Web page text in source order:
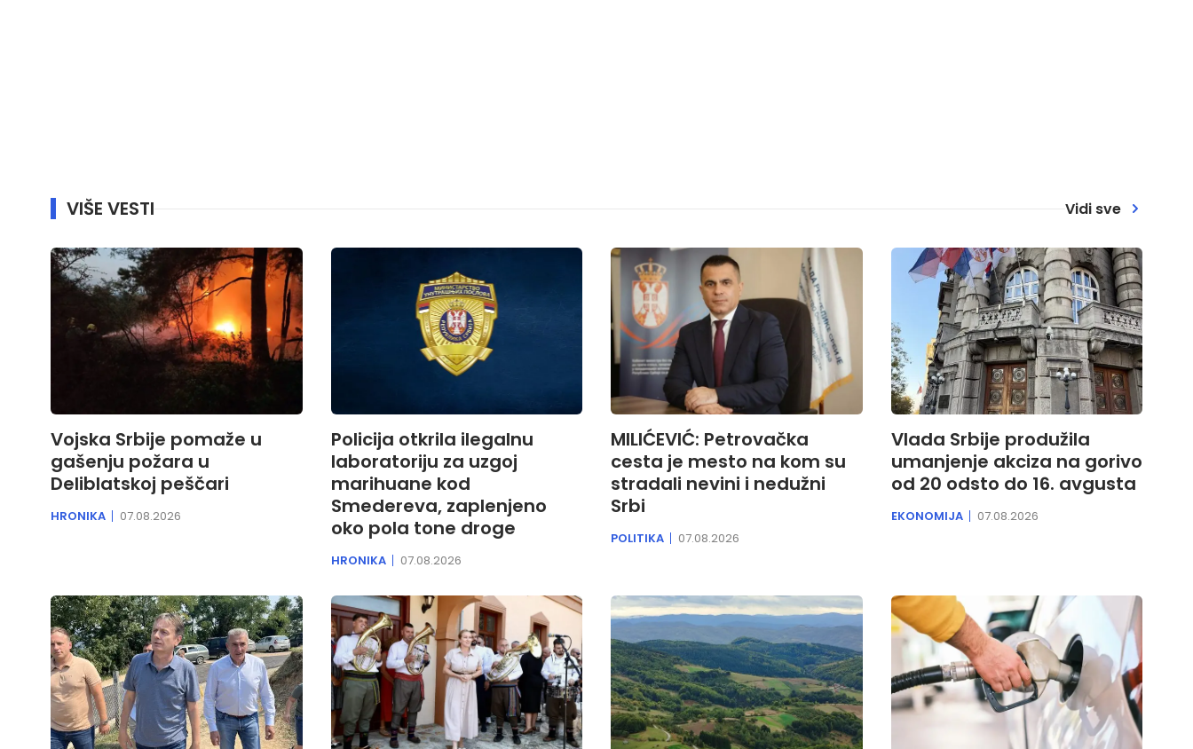
VIŠE VESTI Vidi sve
Vojska Srbije pomaže u
gašenju požara u
Deliblatskoj peščari
HRONIKA 07.08.2026
Policija otkrila ilegalnu
laboratoriju za uzgoj
marihuane kod
Smedereva, zaplenjeno
oko pola tone droge
HRONIKA 07.08.2026
MILIĆEVIĆ: Petrovačka
cesta je mesto na kom su
stradali nevini i nedužni
Srbi
POLITIKA 07.08.2026
Vlada Srbije produžila
umanjenje akciza na gorivo
od 20 odsto do 16. avgusta
EKONOMIJA 07.08.2026